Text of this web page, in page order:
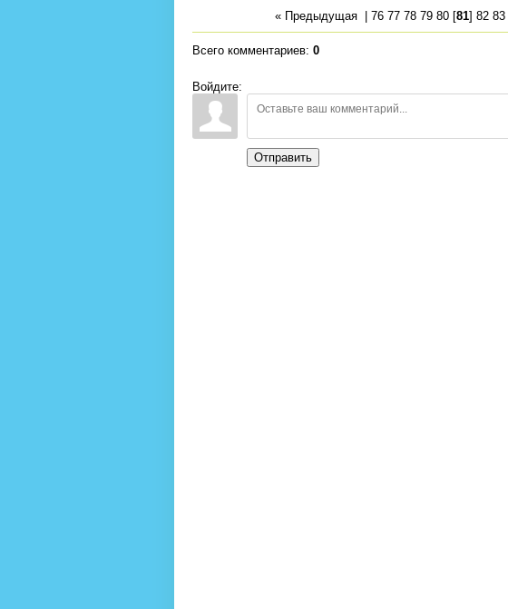
« Предыдущая 76 77 78 79 80 [81] 82 83
Всего комментариев: 0
Войдите:
Отправить